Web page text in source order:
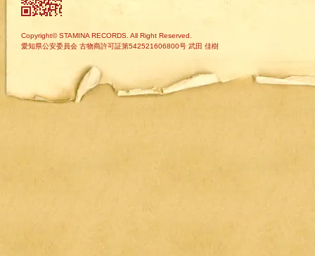
Copyright© STAMINA RECORDS. All Right Reserved.
愛知県公安委員会 古物商許可証第542521606800号 武田 佳樹